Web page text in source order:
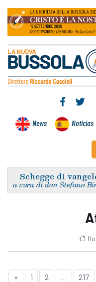
News Noticias
Schegge di
a cura di don Stefano
« 1 2 217